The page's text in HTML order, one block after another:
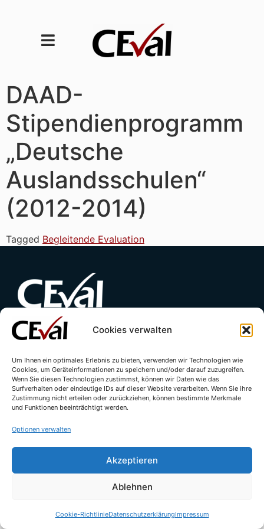
Cookies verwalten
Um Ihnen ein optimales Erlebnis zu bieten, verwenden wir Technologien wie
Cookies, um Geräteinformationen zu speichern und/oder darauf zuzugreifen.
Wenn Sie diesen Technologien zustimmst, können wir Daten wie das
Surfverhalten oder eindeutige IDs auf dieser Website verarbeiten. Wenn Sie ihre
Zustimmung nicht erteilen oder zurückziehen, können bestimmte Merkmale
und Funktionen beeinträchtigt werden.
Optionen verwalten
Akzeptieren
Ablehnen
Cookie-RichtlinieDatenschutzerklärungImpressum
DAAD-
Stipendienprogramm
„Deutsche
Auslandsschulen“
(2012-2014)
Tagged Begleitende Evaluation
Kontakt Impressum Datenschutzerklärung
Cookie-Richtlinie (EU)